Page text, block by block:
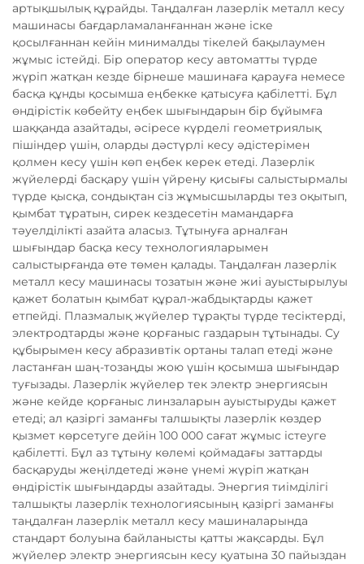
артықшылық құрайды. Таңдалған лазерлік металл кесу
машинасы бағдарламаланғаннан және іске
қосылғаннан кейін минималды тікелей бақылаумен
жұмыс істейді. Бір оператор кесу автоматты түрде
жүріп жатқан кезде бірнеше машинаға қарауға немесе
басқа құнды қосымша еңбекке қатысуға қабілетті. Бұл
өндірістік көбейту еңбек шығындарын бір бұйымға
шаққанда азайтады, әсіресе күрделі геометриялық
пішіндер үшін, оларды дәстүрлі кесу әдістерімен
қолмен кесу үшін көп еңбек керек етеді. Лазерлік
жүйелерді басқару үшін үйрену қисығы салыстырмалы
түрде қысқа, сондықтан сіз жұмысшыларды тез оқытып,
қымбат тұратын, сирек кездесетін мамандарға
тәуелділікті азайта аласыз. Тұтынуға арналған
шығындар басқа кесу технологияларымен
салыстырғанда өте төмен қалады. Таңдалған лазерлік
металл кесу машинасы тозатын және жиі ауыстырылуы
қажет болатын қымбат құрал-жабдықтарды қажет
етпейді. Плазмалық жүйелер тұрақты түрде тесіктерді,
электродтарды және қорғаныс газдарын тұтынады. Су
құбырымен кесу абразивтік ортаны талап етеді және
ластанған шаң-тозаңды жою үшін қосымша шығындар
туғызады. Лазерлік жүйелер тек электр энергиясын
және кейде қорғаныс линзаларын ауыстыруды қажет
етеді; ал қазіргі заманғы талшықты лазерлік көздер
қызмет көрсетуге дейін 100 000 сағат жұмыс істеуге
қабілетті. Бұл аз тұтыну көлемі қоймадағы заттарды
басқаруды жеңілдетеді және үнемі жүріп жатқан
өндірістік шығындарды азайтады. Энергия тиімділігі
талшықты лазерлік технологиясының қазіргі заманғы
таңдалған лазерлік металл кесу машиналарында
стандарт болуына байланысты қатты жақсарды. Бұл
жүйелер электр энергиясын кесу қуатына 30 пайыздан